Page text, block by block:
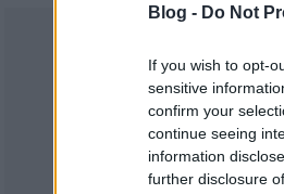
Blog - Do Not
If you wish to opt-
sensitive
confirm your
continue seeing
information
further disclosure